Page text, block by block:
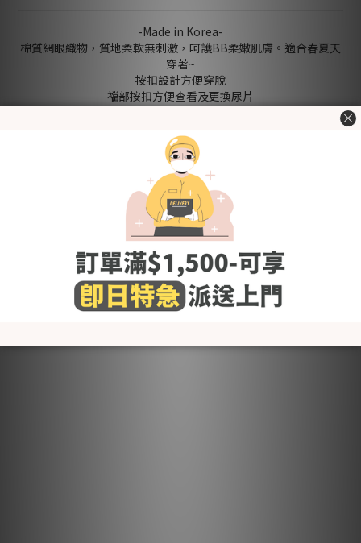
-Made in Korea-
棉質網眼織物，質地柔軟無刺激，呵護BB柔嫩肌膚。適合春夏天
穿著~
按扣設計方便穿脫
襠部按扣方便查看及更換尿片
[Fabric] 97% 棉 3% 尼龍
[Size (in cm)] 請參考"了解更多"內的"尺碼圖"
＊包含：夾衣x1
洗滌建議
- 使用前請先清洗乾淨
- 使用冷水或微暖的水作清洗，避免熱水
- 建議使用嬰幼兒衣物專用清潔劑，避免柔順劑,含氯及螢光劑的
清潔劑